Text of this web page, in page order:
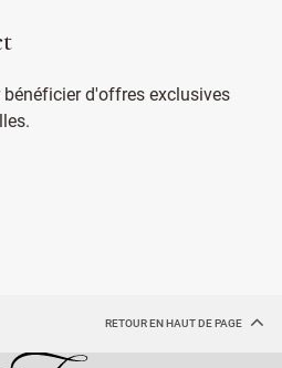
bénéficier d'offres exclusives
RETOUR EN HAUT DE PAGE